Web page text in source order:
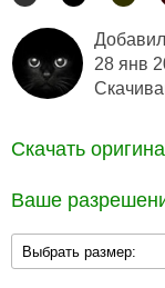
28 янв
Скачать
Ваше